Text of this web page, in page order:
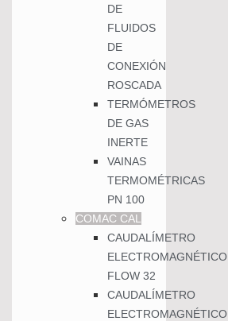
DE
FLUIDOS
DE
CONEXIÓN
ROSCADA
TERMÓMETROS
DE GAS
INERTE
VAINAS
TERMOMÉTRICAS
PN 100
COMAC CAL
CAUDALÍMETRO
ELECTROMAGNÉTICO
FLOW 32
CAUDALÍMETRO
ELECTROMAGNÉTICO